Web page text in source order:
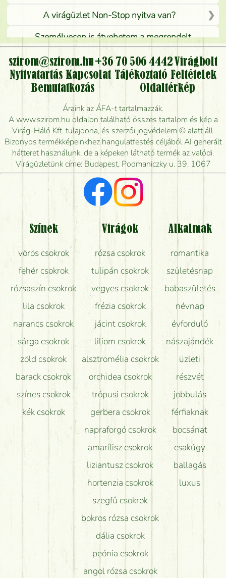
A virágüzlet Non-Stop nyitva van?
Személyesen is átvehetem a megrendelt
virágcsokrot, vagy csak virágküldéssel, kiszállítással
kérhető?
Vidékre is lehet rendelni?
Meddig rendelhetek virágküldést úgy, hogy még ma
kiszállítsák?
Mennyire gyorsan tudják elkészíteni a csokrot, és
mikor tudják leghamarabb kiszállítani?
Vörös rózsát keresek, van önöknél?
Milyen visszajelzést kapok a virágküldésről?
Tényleg azt kapom, ami a képen van?
Mit kell tudni a virágcsokrok szállításáról?
Hogy marad a lehető legtovább friss a csokor?
Tudok adventi koszorút vásárolni boltban?
szirom@szirom.hu +36 70 506 4442Virágbolt
Nyitvatartás Kapcsolat Tájékoztató Feltételek
Bemutatkozás
Oldaltérkép
Áraink az ÁFA-t tartalmazzák.
A www.szirom.hu oldalon található összes tartalom és kép a
Virág-Háló Kft. tulajdona, és szerzői jogvédelem © alatt áll.
Bizonyos termékképeinkhez hangulatfestés céljából AI generált
hátteret használunk, de a képeken látható termék az valódi.
Virágüzletünk címe: Budapest, Podmaniczky u. 39. 1067
Színek
vörös csokrok
fehér csokrok
rózsaszín csokrok
lila csokrok
narancs csokrok
sárga csokrok
zöld csokrok
barack csokrok
színes csokrok
kék csokrok
Virágok
rózsa csokrok
tulipán csokrok
vegyes csokrok
frézia csokrok
jácint csokrok
liliom csokrok
alsztromélia csokrok
orchidea csokrok
trópusi csokrok
gerbera csokrok
napraforgó csokrok
amarílisz csokrok
liziantusz csokrok
hortenzia csokrok
szegfű csokrok
bokros rózsa csokrok
dália csokrok
peónia csokrok
angol rózsa csokrok
Alkalmak
romantika
születésnap
babaszületés
névnap
évforduló
nászajándék
üzleti
részvét
jobbulás
férfiaknak
bocsánat
csakúgy
ballagás
luxus